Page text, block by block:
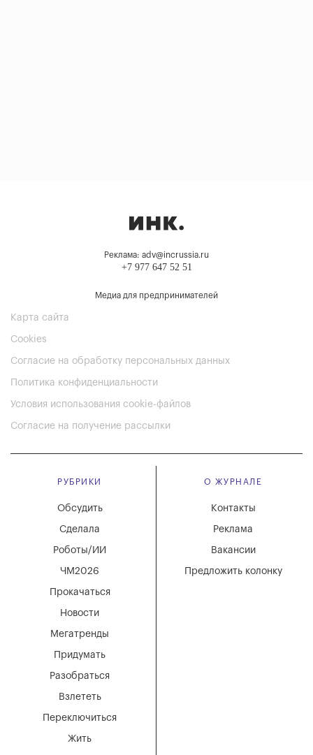
Реклама: adv@incrussia.ru
+7 977 647 52 51
Медиа для предпринимателей
Карта сайта
Cookies
Согласие на обработку персональных данных
Политика конфиденциальности
Условия использования cookie-файлов
Согласие на получение рассылки
РУБРИКИ
Мегатренды
Придумать
Разобраться
Взлететь
Новости
Переключиться
Жить
Обсудить
Сделала
Роботы/ИИ
ЧМ2026
Прокачаться
О ЖУРНАЛЕ
Вакансии
Реклама
Контакты
Предложить колонку